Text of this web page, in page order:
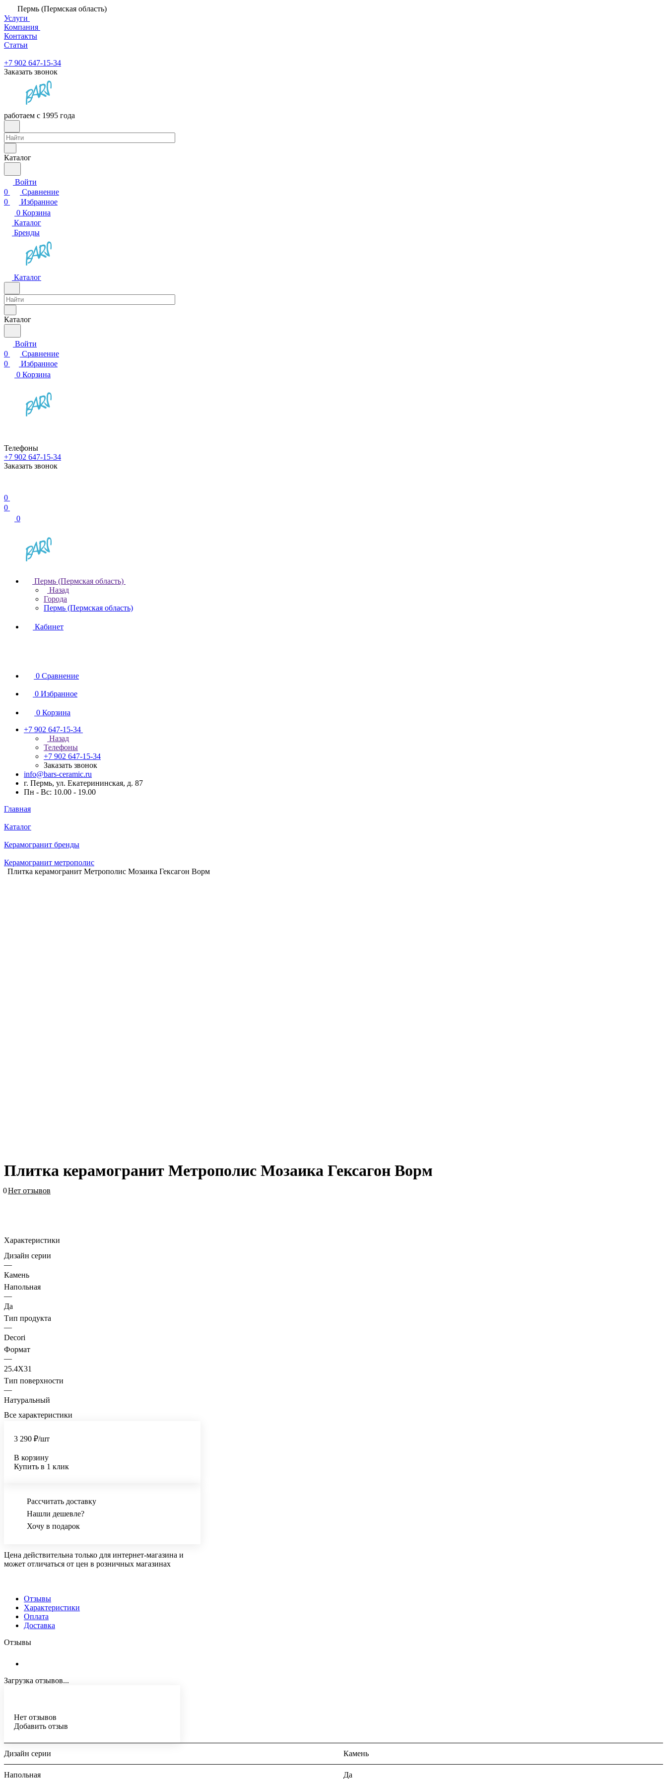
Пермь (Пермская область)
Услуги
Компания
Контакты
Статьи
+7 902 647-15-34
Заказать звонок
работаем с 1995 года
Каталог
Войти
0
Сравнение
0
Избранное
0 Корзина
Каталог
Бренды
Каталог
Каталог
Войти
0
Сравнение
0
Избранное
0 Корзина
Телефоны
+7 902 647-15-34
Заказать звонок
0
0
0
Пермь (Пермская область)
Назад
Города
Пермь (Пермская область)
Кабинет
0 Сравнение
0 Избранное
0 Корзина
+7 902 647-15-34
Назад
Телефоны
+7 902 647-15-34
Заказать звонок
info@bars-ceramic.ru
г. Пермь, ул. Екатерининская, д. 87
Пн - Вс: 10.00 - 19.00
Главная
Каталог
Керамогранит бренды
Керамогранит метрополис
Плитка керамогранит Метрополис Мозаика Гексагон Ворм
Плитка керамогранит Метрополис Мозаика Гексагон Ворм
0Нет отзывов
Характеристики
Дизайн серии
—
Камень
Напольная
—
Да
Тип продукта
—
Decori
Формат
—
25.4X31
Тип поверхности
—
Натуральный
Все характеристики
3 290 ₽/шт
В корзину
Купить в 1 клик
Рассчитать доставку
Нашли дешевле?
Хочу в подарок
Цена действительна только для интернет-магазина и
может отличаться от цен в розничных магазинах
Отзывы
Характеристики
Оплата
Доставка
Отзывы
Загрузка отзывов...
Нет отзывов
Добавить отзыв
Дизайн серии Камень
Напольная Да